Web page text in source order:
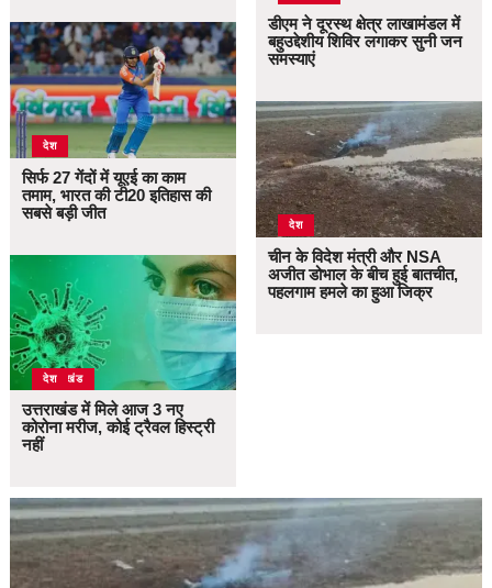
देश
सिर्फ 27 गेंदों में यूएई का काम
तमाम, भारत की टी20 इतिहास की
सबसे बड़ी जीत
उत्तराखंड
देश
उत्तराखंड में मिले आज 3 नए
कोरोना मरीज, कोई ट्रैवल हिस्ट्री
नहीं
डीएम ने दूरस्थ क्षेत्र लाखामंडल में
बहुउद्देशीय शिविर लगाकर सुनी जन
समस्याएं
देश
चीन के विदेश मंत्री और NSA
अजीत डोभाल के बीच हुई बातचीत,
पहलगाम हमले का हुआ जिक्र